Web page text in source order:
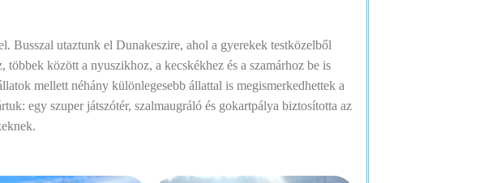
utaztunk el Dunakeszire, ahol a gyerekek testközelből
között a nyuszikhoz, a kecskékhez és a szamárhoz be is
mellett néhány különlegesebb állattal is megismerkedhettek a
egy szuper játszótér, szalmaugráló és gokartpálya biztosította az